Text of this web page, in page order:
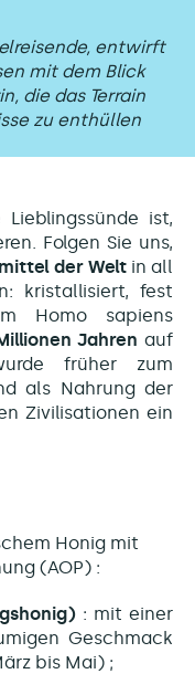
entwirft
mit dem Blick
die das Terrain
zu enthüllen
ist,
Folgen Sie uns,
der Welt in all
kristallisiert, fest
Homo sapiens
Jahren auf
früher zum
als Nahrung der
Zivilisationen ein
Honig mit
(AOP) :
: mit einer
Geschmack
bis Mai) ;